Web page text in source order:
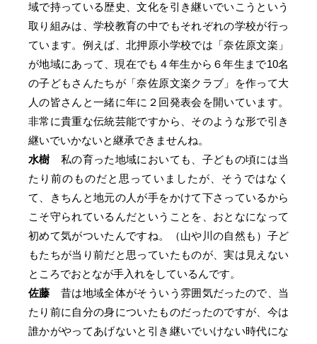
域で持っている歴史、文化を引き継いでいこうという
取り組みは、学校教育の中でもそれぞれの学校が行っ
ています。例えば、北押原小学校では「奈佐原文楽」
が地域にあって、現在でも４年生から６年生まで10名
の子どもさんたちが「奈佐原文楽クラブ」を作って大
人の皆さんと一緒に年に２回発表会を開いています。
非常に貴重な伝統芸能ですから、そのような形で引き
継いでいかないと継承できませんね。
水樹私の育った地域においても、子どもの頃には当
たり前のものだと思っていましたが、そうではなく
て、きちんと地元の人が手をかけて下さっているから
こそ守られているんだということを、おとなになって
初めて気がついたんですね。（山や川の自然も）子ど
もたちが当り前だと思っていたものが、実は見えない
ところでおとなが手入れをしているんです。
佐藤 昔は地域全体がそういう雰囲気だったので、当
たり前に自分の身についたものだったのですが、今は
誰かがやってあげないと引き継いでいけない時代にな